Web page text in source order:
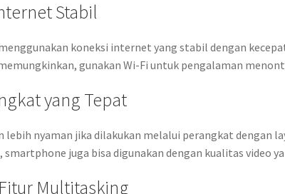
Stabil
koneksi internet yang stabil dengan
gunakan Wi-Fi untuk pengalaman
yang Tepat
lebih nyaman jika dilakukan melalui perangkat dengan
smartphone juga bisa digunakan dengan kualitas video
Multitasking